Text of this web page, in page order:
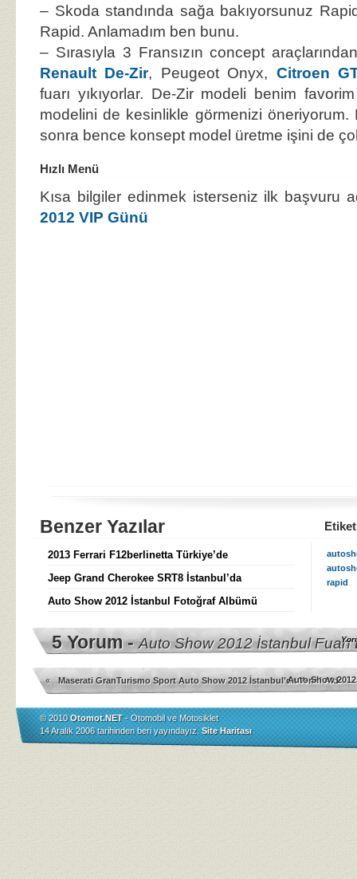
– Skoda standında sağa bakıyorsunuz
Rapid. Anlamadım ben bunu.
– Sırasıyla 3 Fransızın concept
Renault De-Zir, Peugeot Onyx, Citroen
fuarı yıkıyorlar. De-Zir modeli benim
modelini de kesinlikle görmenizi öneriyorum.
sonra bence konsept model üretme işini de
Hızlı Menü
Kısa bilgiler edinmek isterseniz ilk başvuru
2012 VIP Günü
Benzer Yazılar
2013 Ferrari F12berlinetta Türkiye’de
Jeep Grand Cherokee SRT8 İstanbul’da
Auto Show 2012 İstanbul Fotoğraf Albümü
rapid
5 Yorum -Auto Show 2012 İstanbul Fuarı
« Maserati GranTurismo Sport Auto Show 2012 İstanbul’da Yerini Aldı
Auto Show
© 2010Otomot.NET- Otomobil ve Motosiklet
14 Aralık 2006 tarihinden beri yayındayız. Site Haritası